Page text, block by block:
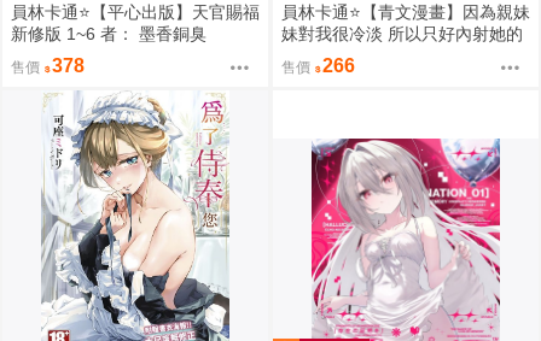
員林卡通⭐️【平心出版】天官賜福
新修版 1~6 者： 墨香銅臭
售價 378
員林卡通⭐️【青文漫畫】因為親妹
妹對我很冷淡 所以只好內射她的
好朋友（全） 作者： あきさかや
もか
售價 266